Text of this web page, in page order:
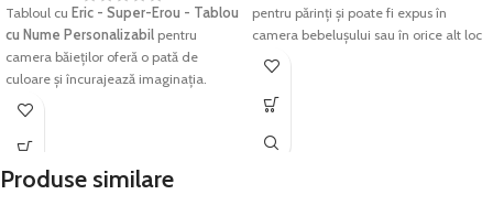
Tabloul cu Eric - Super-Erou - Tablou
cu Nume Personalizabil pentru
camera băieților oferă o pată de
culoare și încurajează imaginația.
Acest personaj colorat va aduce un
pentru orice dormitor de copii sau
grădiniță.
pentru părinți și poate fi expus în
camera bebelușului sau în orice alt loc
special din casă.
fotografii preferate, organizate într-un
mod creativ și aranjate într-un design
atractiv și plăcut de privit.
Produse similare